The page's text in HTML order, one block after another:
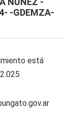
-GDEMZA-
está